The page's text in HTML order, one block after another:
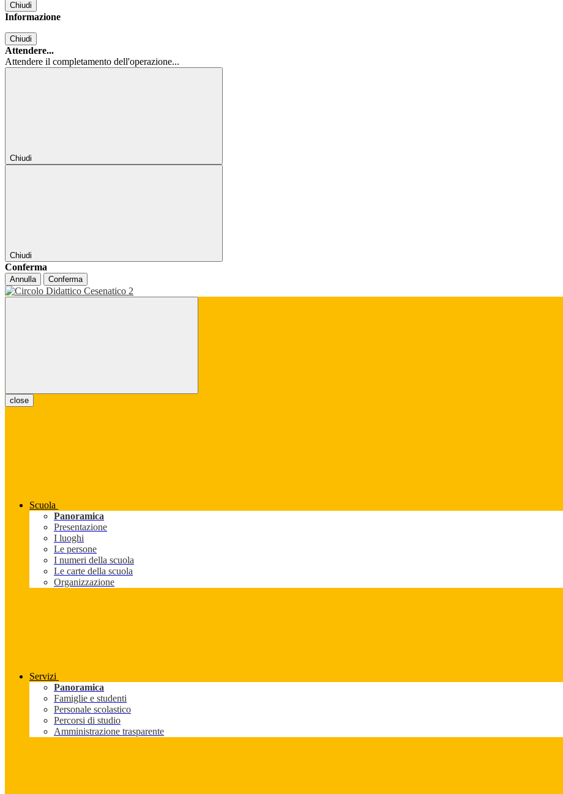
Chiudi
Informazione
Chiudi
Attendere...
Attendere il completamento dell'operazione...
Chiudi
Chiudi
Conferma
Annulla Conferma
close
Scuola
Panoramica
Presentazione
I luoghi
Le persone
I numeri della scuola
Le carte della scuola
Organizzazione
Servizi
Panoramica
Famiglie e studenti
Personale scolastico
Percorsi di studio
Amministrazione trasparente